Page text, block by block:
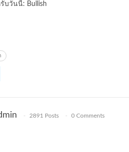
บวันนี้: Bullish
2891 Posts 0 Comments